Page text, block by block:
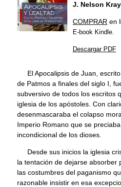
J. Nelson
COMPRAR en
E-book Kindle.
Descargar PDF
El Apocalipsis de Juan,
de Patmos a finales del siglo I,
subversivo de todos los escritos
iglesia de los apóstoles. Con
desenmascaraba el colapso
Imperio Romano que se
incondicional de los dioses.
Desde sus inicios la iglesia
la tentación de dejarse absorber
las costumbres del paganismo
razonable insistir en esa